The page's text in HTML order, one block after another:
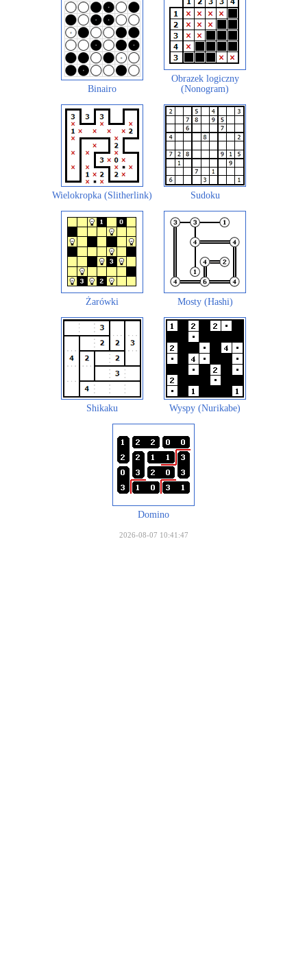
Binairo
Obrazek logiczny
(Nonogram)
Wielokropka (Slitherlink) Sudoku
Żarówki Mosty (Hashi)
Shikaku Wyspy (Nurikabe)
Domino
2026-08-07 10:41:47